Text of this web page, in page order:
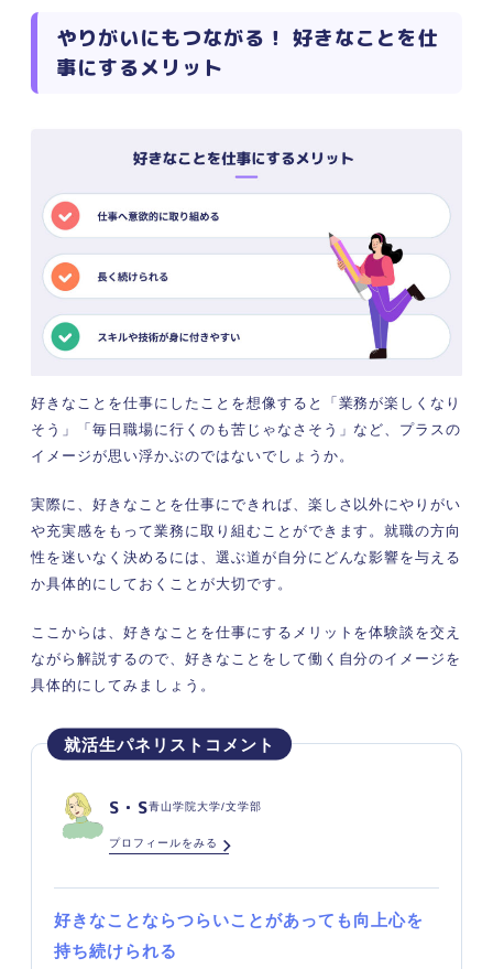
やりがいにもつながる！ 好きなことを仕
事にするメリット
好きなことを仕事にしたことを想像すると「業務が楽しくなり
そう」「毎日職場に行くのも苦じゃなさそう」など、プラスの
イメージが思い浮かぶのではないでしょうか。
実際に、好きなことを仕事にできれば、楽しさ以外にやりがい
や充実感をもって業務に取り組むことができます。就職の方向
性を迷いなく決めるには、選ぶ道が自分にどんな影響を与える
か具体的にしておくことが大切です。
ここからは、好きなことを仕事にするメリットを体験談を交え
ながら解説するので、好きなことをして働く自分のイメージを
具体的にしてみましょう。
S・S青山学院大学/文学部
プロフィールをみる
好きなことならつらいことがあっても向上心を
持ち続けられる